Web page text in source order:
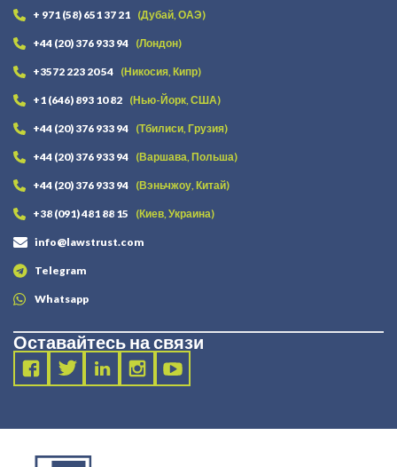
+ 971 (58) 651 37 21 (Дубай, ОАЭ)
+44 (20) 376 933 94 (Лондон)
+3572 223 20 54 (Никосия, Кипр)
+1 (646) 893 10 82 (Нью-Йорк, США)
+44 (20) 376 933 94 (Тбилиси, Грузия)
+44 (20) 376 933 94 (Варшава, Польша)
+44 (20) 376 933 94 (Вэньчжоу, Китай)
+38 (091) 481 88 15 (Киев, Украина)
info@lawstrust.com
Telegram
Whatsapp
Оставайтесь на связи